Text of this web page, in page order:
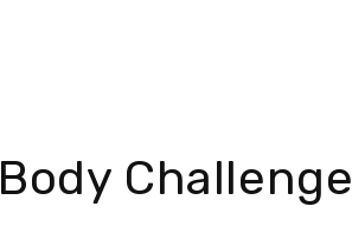
Body Challenge